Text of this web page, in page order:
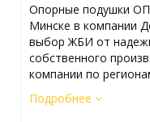
Опорные подушки
Минске в компании
выбор ЖБИ от
собственного
компании по
Подробнее